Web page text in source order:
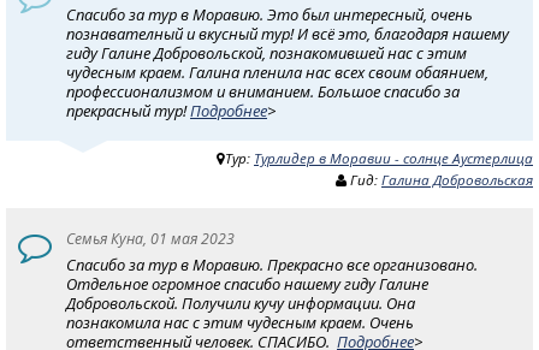
Спасибо за тур в Моравию. Это был интересный, очень
познавателный и вкусный тур! И всё это, благодаря нашему
гиду Галине Добровольской, познакомившей нас с этим
чудесным краем. Галина пленила нас всех своим обаянием,
профессионализмом и вниманием. Большое спасибо за
прекрасный тур!Подробнее>
Тур: Турлидер в Моравии - солнце Аустерлица
Гид: Галина Добровольская
Семья Куна, 01 мая 2023
Спасибо за тур в Моравию. Прекрасно все организовано.
Отдельное огромное спасибо нашему гиду Галине
Добровольской. Получили кучу информации. Она
познакомила нас с этим чудесным краем. Очень
ответственный человек. СПАСИБО. Подробнее>